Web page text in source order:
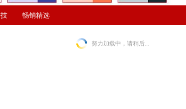
畅销精选
努力加载中，请稍后...